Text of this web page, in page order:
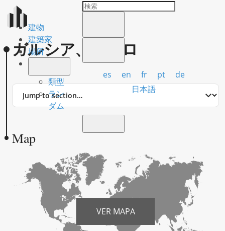
建物
建築家
場所
類型
ラン
ダム
es en fr pt
de
日本語
ガルシア、ペドロ
Jump
Map
VER MAPA